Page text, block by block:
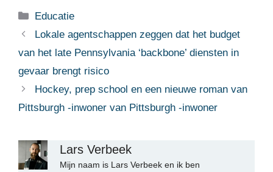
Categorieën
Educatie
Lokale agentschappen zeggen dat het budget
van het late Pennsylvania ‘backbone’ diensten in
gevaar brengt risico
Hockey, prep school en een nieuwe roman van
Pittsburgh -inwoner van Pittsburgh -inwoner
Lars Verbeek
Mijn naam is Lars Verbeek en ik ben